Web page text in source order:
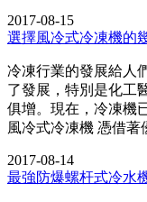
2017-08-15
選擇風冷式冷凍機的
冷凍行業的發展給人
了發展，特別是化工
俱增。現在，冷凍機
風冷式冷凍機 憑借
2017-08-14
最強防爆螺杆式冷水